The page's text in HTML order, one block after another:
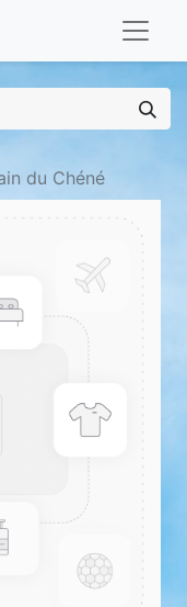
du Chéné